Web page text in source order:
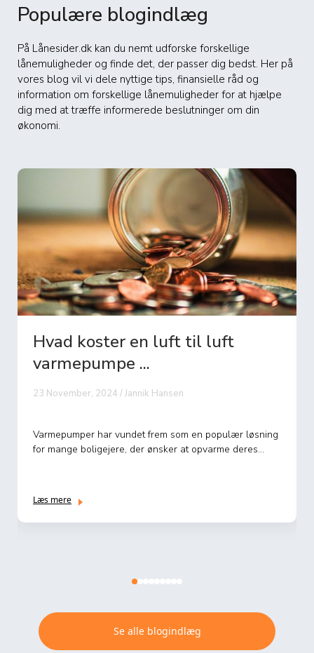
Populære blogindlæg
På Lånesider.dk kan du nemt udforske forskellige
lånemuligheder og finde det, der passer dig bedst. Her på
vores blog vil vi dele nyttige tips, finansielle råd og
information om forskellige lånemuligheder for at hjælpe
dig med at træffe informerede beslutninger om din
økonomi.
Hvad koster en luft til luft
varmepumpe ...
23 November, 2024 / Jannik Hansen
Varmepumper har vundet frem som en populær løsning
for mange boligejere, der ønsker at opvarme deres...
Læs mere
Se alle blogindlæg